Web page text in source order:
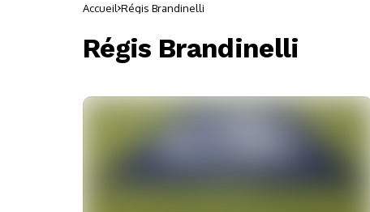
Accueil Régis Brandinelli
Régis Brandinelli